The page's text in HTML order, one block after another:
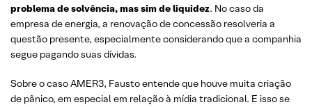
problema de solvência, mas sim de liquidez. No caso da
empresa de energia, a renovação de concessão resolveria a
questão presente, especialmente considerando que a companhia
segue pagando suas dívidas.
Sobre o caso AMER3, Fausto entende que houve muita criação
de pânico, em especial em relação à mídia tradicional. E isso se